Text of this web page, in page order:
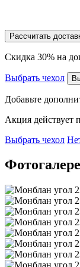
Рассчитать
Скидка 30% на
Выбрать чехол
Добавьте
Акция действует
Выбрать чехол